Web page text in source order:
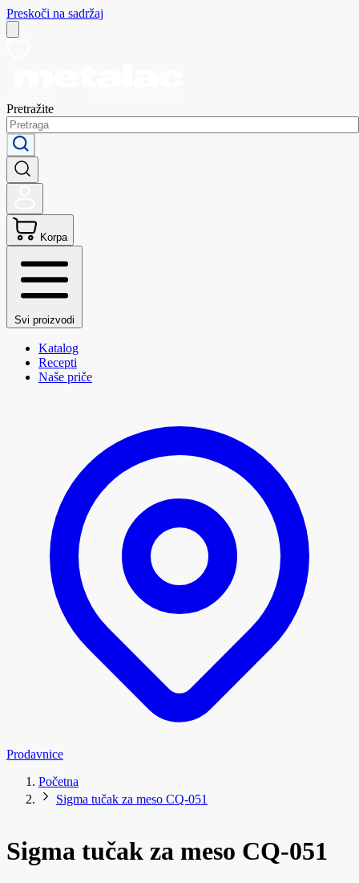
Preskoči na sadržaj
Pretražite
Korpa
Svi proizvodi
Katalog
Recepti
Naše priče
Prodavnice
Početna
Sigma tučak za meso CQ-051
Sigma tučak za meso CQ-051